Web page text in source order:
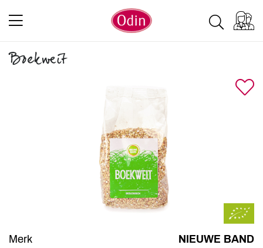
Boekweit
Merk
NIEUWE BAND